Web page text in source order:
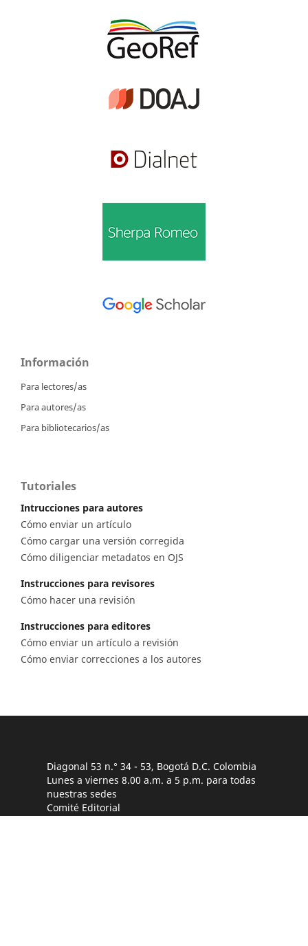
Información
Para lectores/as
Para autores/as
Para bibliotecarios/as
Tutoriales
Intrucciones para autores
Cómo enviar un artículo
Cómo cargar una versión corregida
Cómo diligenciar metadatos en OJS
Instrucciones para revisores
Cómo hacer una revisión
Instrucciones para editores
Cómo enviar un artículo a revisión
Cómo enviar correcciones a los autores
Diagonal 53 n.° 34 - 53, Bogotá D.C. Colombia
Lunes a viernes 8.00 a.m. a 5 p.m. para todas
nuestras sedes
Comité Editorial